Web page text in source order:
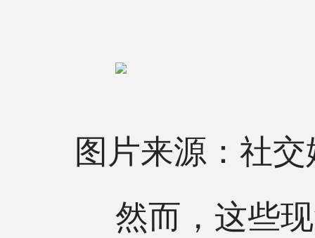
图片来源：社
然而，这些现